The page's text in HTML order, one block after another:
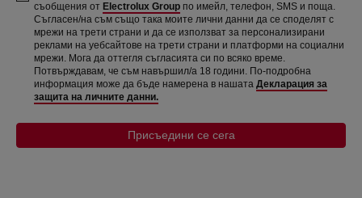
съобщения от Electrolux Group по имейл, телефон, SMS и поща.
Съгласен/на съм също така моите лични данни да се споделят с
мрежи на трети страни и да се използват за персонализирани
реклами на уебсайтове на трети страни и платформи на социални
мрежи. Мога да оттегля съгласията си по всяко време.
Потвърждавам, че съм навършил/а 18 години. По-подробна
информация може да бъде намерена в нашата Декларация за
защита на личните данни.
Присъедини се сега